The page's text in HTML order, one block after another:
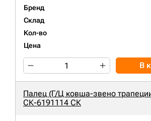
Бренд
Склад
Кол-во
Цена
В
Палец (Г/Ц ковша-звено
СК-6191114 СК